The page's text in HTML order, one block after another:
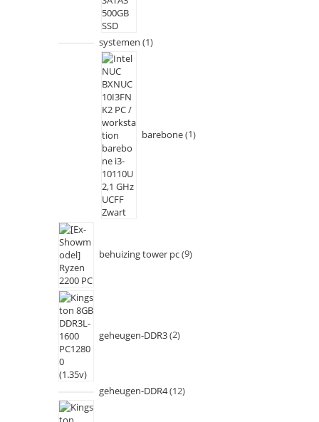
systemen 1
barebone 1
behuizing tower pc 9
geheugen-DDR3 2
geheugen-DDR4 12